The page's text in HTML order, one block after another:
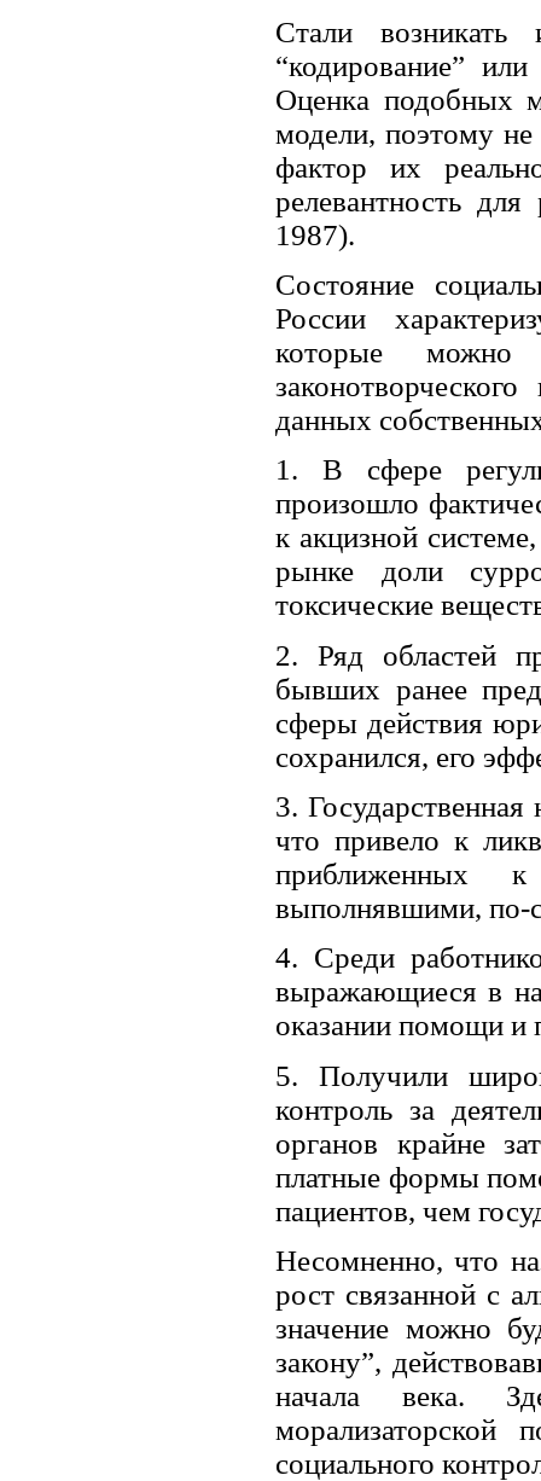
Стали
“кодирование”
Оценка подобных
модели, поэтому не
фактор их
релевантность
1987).
Состояние
России
которые можно
данных
1. В сфере
произошло
к акцизной
рынке доли
токсические
2. Ряд областей
бывших ранее
сферы действия
сохранился, его
3. Государственная
что привело к
приближенных
выполнявшими, по-
4. Среди
выражающиеся в
оказании помощи и
5. Получили
контроль за
органов крайне
платные формы
пациентов, чем
Несомненно, что
рост связанной с
значение можно
закону”,
начала века.
социального